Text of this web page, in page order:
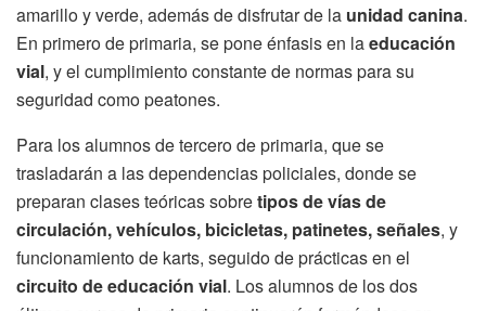
amarillo y verde, además de disfrutar de la unidad canina.
En primero de primaria, se pone énfasis en laeducación
vial, y el cumplimiento constante de normas para su
seguridad como peatones.
Para los alumnos de tercero de primaria, que se
trasladarán a las dependencias policiales, donde se
preparan clases teóricas sobretipos de vías de
circulación, vehículos, bicicletas, patinetes, señales, y
funcionamiento de karts, seguido de prácticas en el
circuito de educación vial. Los alumnos de los dos